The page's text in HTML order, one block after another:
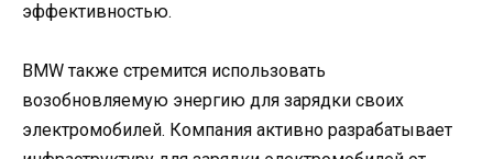
эффективностью.
BMW также стремится использовать
возобновляемую энергию для зарядки своих
электромобилей. Компания активно разрабатывает